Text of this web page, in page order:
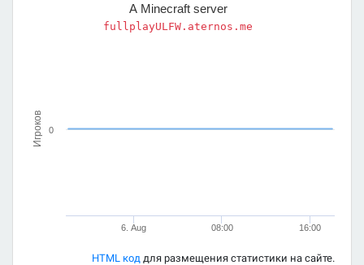
Игроков
A Minecraft server
fullplayULFW.aternos.me
6. Aug 08:00 16:00
0
HTML код для размещения статистики на сайте.